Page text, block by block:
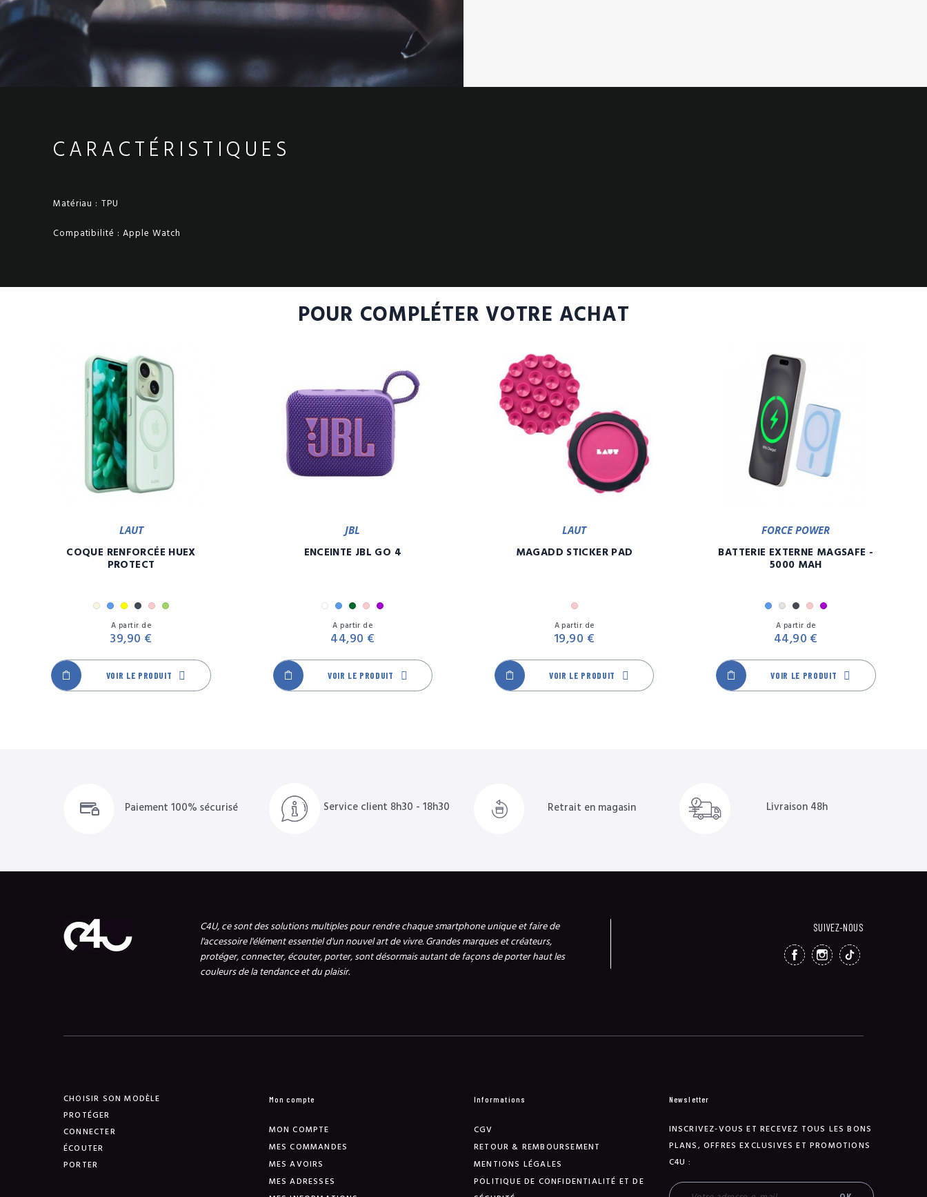
CARACTÉRISTIQUES
Matériau : TPU
Compatibilité : Apple Watch
POUR COMPLÉTER VOTRE ACHAT
LAUT
COQUE RENFORCÉE HUEX
PROTECT
Beige
BleuJaune
NoirRoseVert
A partir de
39,90 €
VOIR LE PRODUIT
JBL
ENCEINTE JBL GO 4
Blanc
BleuCamouflage
RoseViolet
A partir de
44,90 €
VOIR LE PRODUIT
LAUT
MAGADD STICKER PAD
Rose
A partir de
19,90 €
VOIR LE PRODUIT
FORCE POWER
BATTERIE EXTERNE MAGSAFE -
5000 MAH
BleuGrisNoirRoseViolet
A partir de
44,90 €
VOIR LE PRODUIT
Paiement 100% sécurisé Service client 8h30 - 18h30 Retrait en magasin Livraison 48h
C4U, ce sont des solutions multiples pour rendre chaque smartphone unique et faire de
l'accessoire l'élément essentiel d'un nouvel art de vivre. Grandes marques et créateurs,
protéger, connecter, écouter, porter, sont désormais autant de façons de porter haut les
couleurs de la tendance et du plaisir.
SUIVEZ-NOUS
FACEBOOKINSTAGRAM
TIKTOK
CHOISIR SON MODÈLE
PROTÉGER
CONNECTER
ÉCOUTER
PORTER
Mon compte
MON COMPTE
MES COMMANDES
MES AVOIRS
MES ADRESSES
Informations
CGV
RETOUR & REMBOURSEMENT
MENTIONS LÉGALES
POLITIQUE DE CONFIDENTIALITÉ ET DE
Newsletter
INSCRIVEZ-VOUS ET RECEVEZ TOUS LES BONS
PLANS, OFFRES EXCLUSIVES ET PROMOTIONS
C4U :